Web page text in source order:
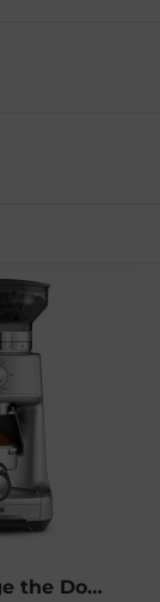
Kohviveski Sage the Dose Control™ Pro SCG600